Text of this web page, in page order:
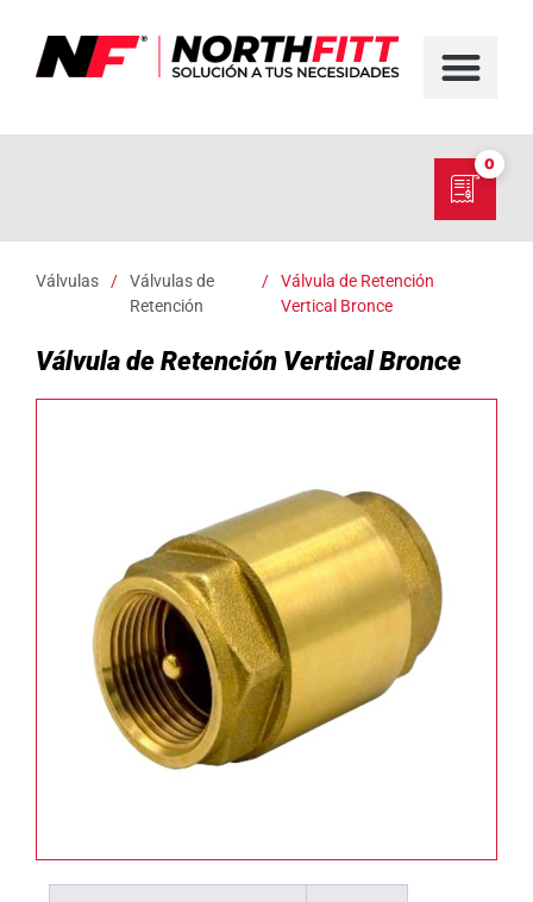
0
Válvulas /
Válvulas de
Retención
/
Válvula de Retención
Vertical Bronce
Válvula de Retención Vertical Bronce